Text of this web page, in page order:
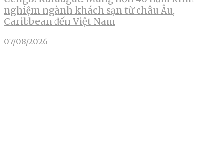
nghiệm ngành khách sạn từ châu Âu,
Caribbean đến Việt Nam
07/08/2026